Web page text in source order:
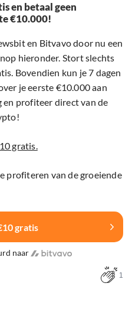
en betaal geen
€10.000!
en Bitvavo door nu een
hieronder. Stort slechts
Bovendien kun je 7 dagen
je eerste €10.000 aan
en profiteer direct van de
gratis.
profiteren van de groeiende
gratis
naar
1